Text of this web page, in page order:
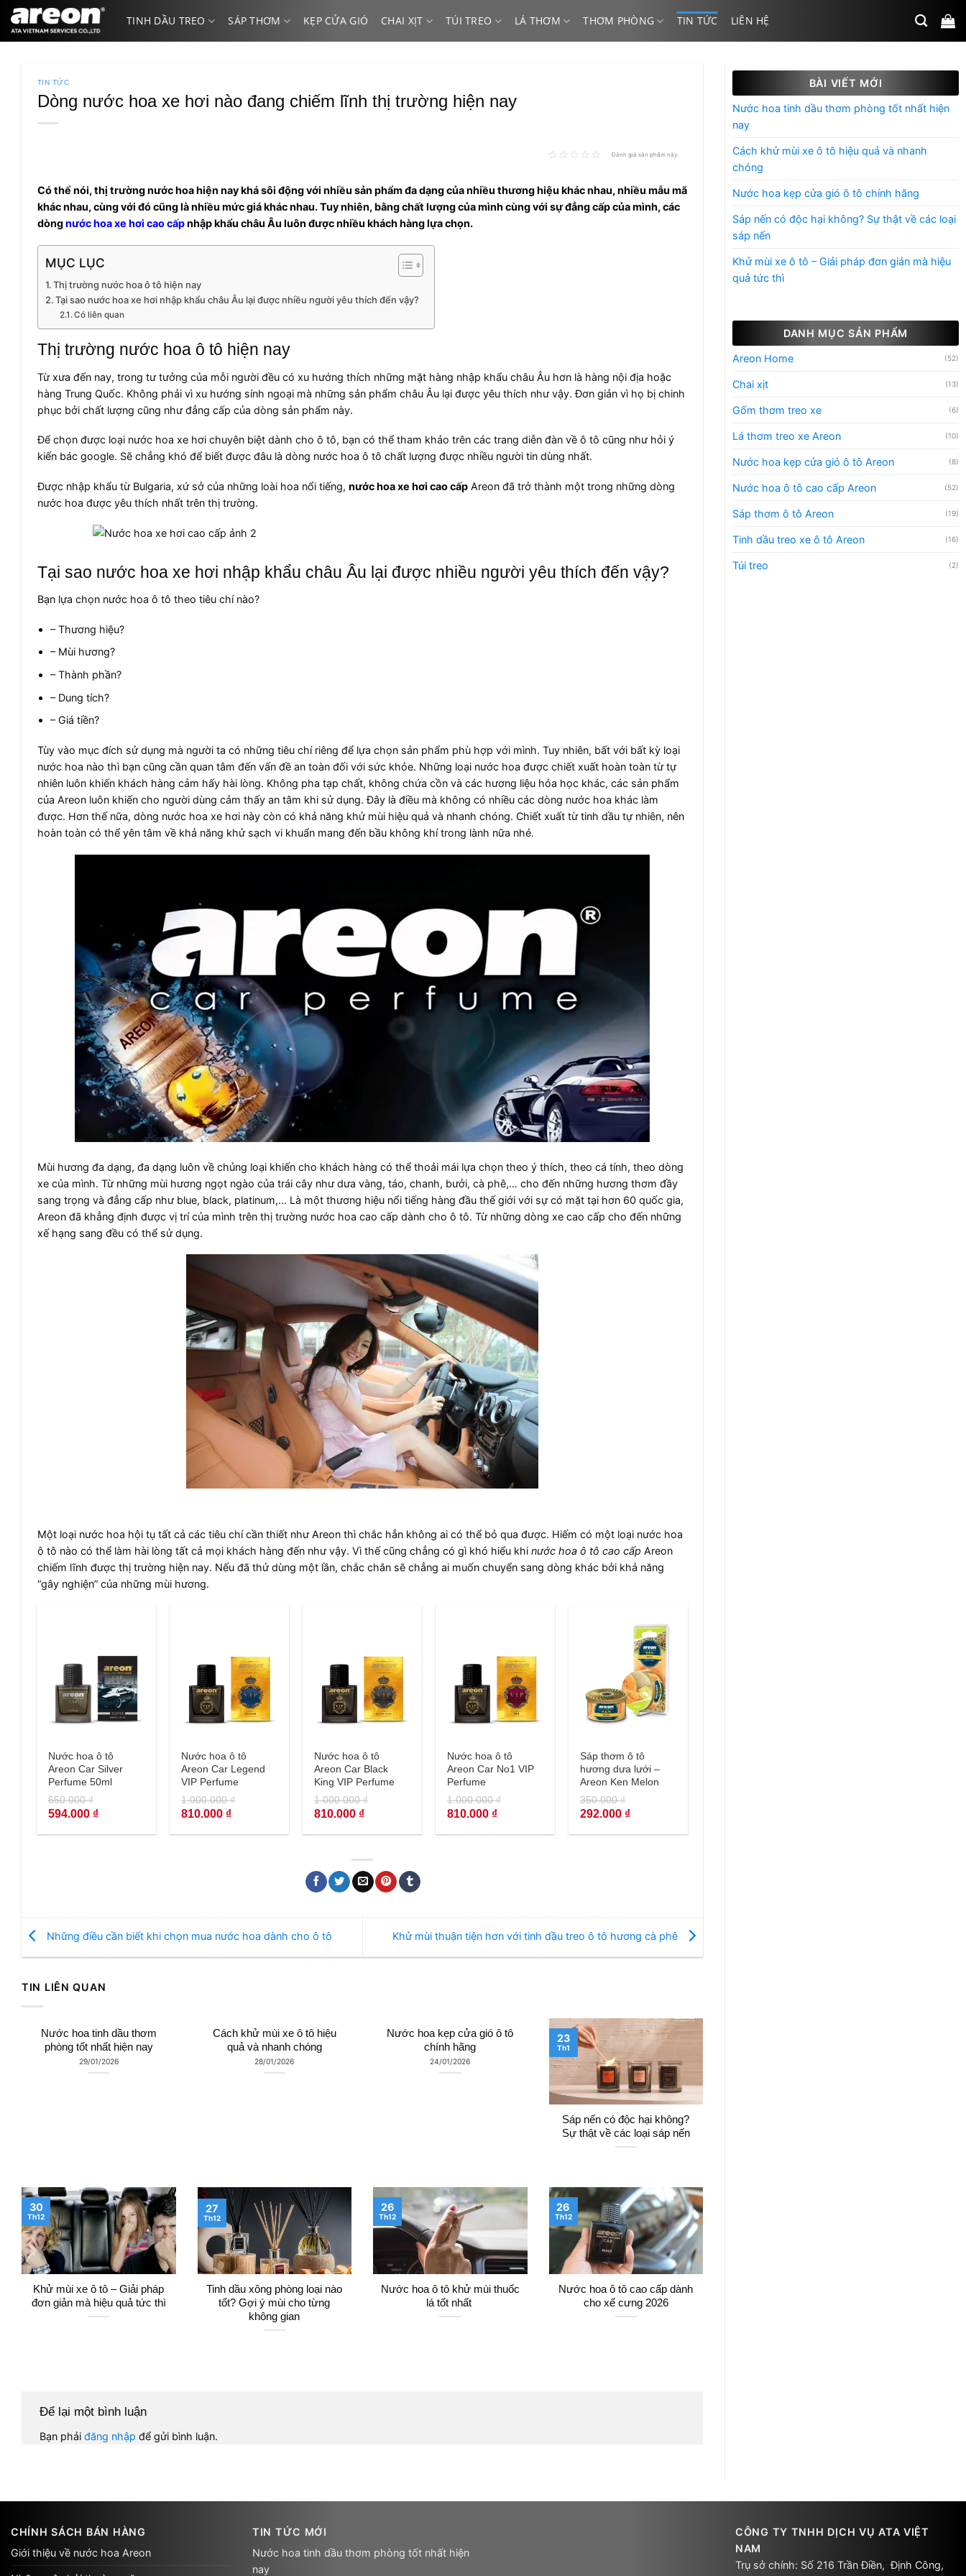
qua
nội
TINH DẦU TREO SÁP THƠM KẸP CỬA GIÓ CHAI XỊT TÚI TREO LÁ THƠM THƠM PHÒNG TIN TỨC LIÊN HỆ
TIN TỨC
Dòng nước hoa xe hơi nào đang chiếm lĩnh thị trường hiện nay
Đánh giá sản phẩm này.
Có thể nói, thị trường nước hoa hiện nay khá sôi động với nhiều sản phẩm đa dạng của nhiều thương hiệu khác nhau, nhiều mẫu mã
khác nhau, cùng với đó cũng là nhiều mức giá khác nhau. Tuy nhiên, bằng chất lượng của mình cùng với sự đẳng cấp của mình, các
dòngnước hoa xe hơi cao cấpnhập khẩu châu Âu luôn được nhiều khách hàng lựa chọn.
MỤC LỤC
Thị trường nước hoa ô tô hiện nay
Tại sao nước hoa xe hơi nhập khẩu châu Âu lại được nhiều người yêu thích đến vậy?
Có liên quan
Thị trường nước hoa ô tô hiện nay
Từ xưa đến nay, trong tư tưởng của mỗi người đều có xu hướng thích những mặt hàng nhập khẩu châu Âu hơn là hàng nội địa hoặc
hàng Trung Quốc. Không phải vì xu hướng sính ngoại mà những sản phẩm châu Âu lại được yêu thích như vậy. Đơn giản vì họ bị chinh
phục bởi chất lượng cũng như đẳng cấp của dòng sản phẩm này.
Để chọn được loại nước hoa xe hơi chuyên biệt dành cho ô tô, bạn có thể tham khảo trên các trang diễn đàn về ô tô cũng như hỏi ý
kiến bác google. Sẽ chẳng khó để biết được đâu là dòng nước hoa ô tô chất lượng được nhiều người tin dùng nhất.
Được nhập khẩu từ Bulgaria, xứ sở của những loài hoa nổi tiếng, nước hoa xe hơi cao cấpAreon đã trở thành một trong những dòng
nước hoa được yêu thích nhất trên thị trường.
Tại sao nước hoa xe hơi nhập khẩu châu Âu lại được nhiều người yêu thích đến vậy?
Bạn lựa chọn nước hoa ô tô theo tiêu chí nào?
– Thương hiệu?
– Mùi hương?
– Thành phần?
– Dung tích?
– Giá tiền?
Tùy vào mục đích sử dụng mà người ta có những tiêu chí riêng để lựa chọn sản phẩm phù hợp với mình. Tuy nhiên, bất với bất kỳ loại
nước hoa nào thì bạn cũng cần quan tâm đến vấn đề an toàn đối với sức khỏe. Những loại nước hoa được chiết xuất hoàn toàn từ tự
nhiên luôn khiến khách hàng cảm hấy hài lòng. Không pha tạp chất, không chứa cồn và các hương liệu hóa học khác, các sản phẩm
của Areon luôn khiến cho người dùng cảm thấy an tâm khi sử dụng. Đây là điều mà không có nhiều các dòng nước hoa khác làm
được. Hơn thế nữa, dòng nước hoa xe hơi này còn có khả năng khử mùi hiệu quả và nhanh chóng. Chiết xuất từ tinh dầu tự nhiên, nên
hoàn toàn có thể yên tâm về khả năng khử sạch vi khuẩn mang đến bầu không khí trong lành nữa nhé.
Mùi hương đa dạng, đa dạng luôn về chủng loại khiến cho khách hàng có thể thoải mái lựa chọn theo ý thích, theo cá tính, theo dòng
xe của mình. Từ những mùi hương ngọt ngào của trái cây như dưa vàng, táo, chanh, bưởi, cà phê,… cho đến những hương thơm đầy
sang trọng và đẳng cấp như blue, black, platinum,… Là một thương hiệu nổi tiếng hàng đầu thế giới với sự có mặt tại hơn 60 quốc gia,
Areon đã khẳng định được vị trí của mình trên thị trường nước hoa cao cấp dành cho ô tô. Từ những dòng xe cao cấp cho đến những
xế hạng sang đều có thể sử dụng.
Một loại nước hoa hội tụ tất cả các tiêu chí cần thiết như Areon thì chắc hẳn không ai có thể bỏ qua được. Hiếm có một loại nước hoa
ô tô nào có thể làm hài lòng tất cả mọi khách hàng đến như vậy. Vì thế cũng chẳng có gì khó hiểu khi nước hoa ô tô cao cấp Areon
chiếm lĩnh được thị trường hiện nay. Nếu đã thử dùng một lần, chắc chắn sẽ chẳng ai muốn chuyển sang dòng khác bởi khả năng
“gây nghiện” của những mùi hương.
Nước hoa ô tô
Areon Car Silver
Perfume 50ml
650.000₫
Giá
gốc
650.000 ₫.
594.000 ₫Giá
hiện
là:
Nước hoa ô tô
Areon Car Legend
VIP Perfume
1.000.000₫
Giá
gốc
1.000.000 ₫.
810.000 ₫Giá
hiện
là:
Nước hoa ô tô
Areon Car Black
King VIP Perfume
1.000.000₫
Giá
gốc
1.000.000 ₫.
810.000 ₫Giá
hiện
là:
Nước hoa ô tô
Areon Car No1 VIP
Perfume
1.000.000₫
Giá
gốc
1.000.000 ₫.
810.000 ₫Giá
hiện
là:
Sáp thơm ô tô
hương dưa lưới –
Areon Ken Melon
350.000₫
Giá
gốc
350.000 ₫.
292.000 ₫Giá
hiện
là:
Những điều cần biết khi chọn mua nước hoa dành cho ô tô Khử mùi thuận tiện hơn với tinh dầu treo ô tô hương cà phê
TIN LIÊN QUAN
Nước hoa tinh dầu thơm
phòng tốt nhất hiện nay
29/01/2026
Cách khử mùi xe ô tô hiệu
quả và nhanh chóng
28/01/2026
Nước hoa kẹp cửa gió ô tô
chính hãng
24/01/2026
Sáp nến có độc hại không?
Sự thật về các loại sáp nến
23
Th1
Khử mùi xe ô tô – Giải pháp
đơn giản mà hiệu quả tức thì
30
Th12
Tinh dầu xông phòng loại nào
tốt? Gợi ý mùi cho từng
không gian
27
Th12
Nước hoa ô tô khử mùi thuốc
lá tốt nhất
26
Th12
Nước hoa ô tô cao cấp dành
cho xế cưng 2026
26
Th12
Để lại một bình luận
Bạn phải đăng nhập để gửi bình luận.
BÀI VIẾT MỚI
Nước hoa tinh dầu thơm phòng tốt nhất hiện
nay
Cách khử mùi xe ô tô hiệu quả và nhanh
chóng
Nước hoa kẹp cửa gió ô tô chính hãng
Sáp nến có độc hại không? Sự thật về các loại
sáp nến
Khử mùi xe ô tô – Giải pháp đơn giản mà hiệu
quả tức thì
DANH MỤC SẢN PHẨM
Areon Home (52)
Chai xịt (13)
Gốm thơm treo xe (6)
Lá thơm treo xe Areon (10)
Nước hoa kẹp cửa gió ô tô Areon (8)
Nước hoa ô tô cao cấp Areon (52)
Sáp thơm ô tô Areon (19)
Tinh dầu treo xe ô tô Areon (16)
Túi treo (2)
CHÍNH SÁCH BÁN HÀNG
Giới thiệu về nước hoa Areon
TIN TỨC MỚI
Nước hoa tinh dầu thơm phòng tốt nhất hiện
nay
CÔNG TY TNHH DỊCH VỤ ATA VIỆT
NAM
Trụ sở chính: Số 216 Trần Điền, Định Công,